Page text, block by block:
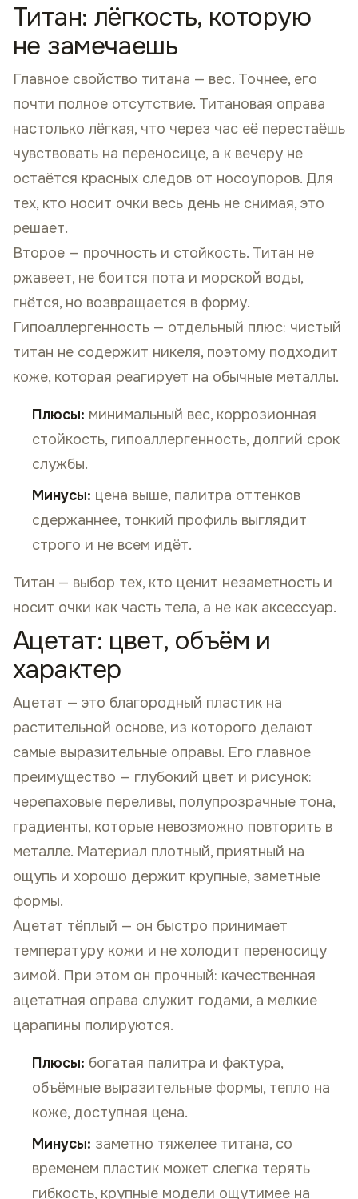
Титан: лёгкость, которую
не замечаешь
Главное свойство титана — вес. Точнее, его
почти полное отсутствие. Титановая оправа
настолько лёгкая, что через час её перестаёшь
чувствовать на переносице, а к вечеру не
остаётся красных следов от носоупоров. Для
тех, кто носит очки весь день не снимая, это
решает.
Второе — прочность и стойкость. Титан не
ржавеет, не боится пота и морской воды,
гнётся, но возвращается в форму.
Гипоаллергенность — отдельный плюс: чистый
титан не содержит никеля, поэтому подходит
коже, которая реагирует на обычные металлы.
Плюсы: минимальный вес, коррозионная
стойкость, гипоаллергенность, долгий срок
службы.
Минусы: цена выше, палитра оттенков
сдержаннее, тонкий профиль выглядит
строго и не всем идёт.
Титан — выбор тех, кто ценит незаметность и
носит очки как часть тела, а не как аксессуар.
Ацетат: цвет, объём и
характер
Ацетат — это благородный пластик на
растительной основе, из которого делают
самые выразительные оправы. Его главное
преимущество — глубокий цвет и рисунок:
черепаховые переливы, полупрозрачные тона,
градиенты, которые невозможно повторить в
металле. Материал плотный, приятный на
ощупь и хорошо держит крупные, заметные
формы.
Ацетат тёплый — он быстро принимает
температуру кожи и не холодит переносицу
зимой. При этом он прочный: качественная
ацетатная оправа служит годами, а мелкие
царапины полируются.
Плюсы: богатая палитра и фактура,
объёмные выразительные формы, тепло на
коже, доступная цена.
Минусы: заметно тяжелее титана, со
временем пластик может слегка терять
гибкость, крупные модели ощутимее на